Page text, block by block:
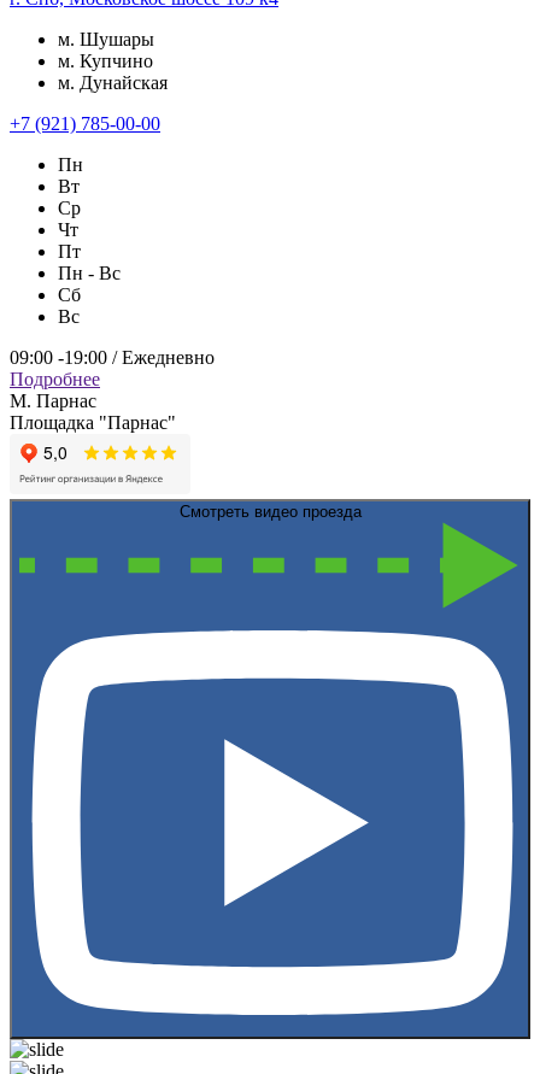
м. Шушары
м. Купчино
м. Дунайская
+7 (921) 785-00-00
Пн
Вт
Ср
Чт
Пт
Пн - Вс
Сб
Вс
09:00 -19:00 / Ежедневно
Подробнее
М. Парнас
Площадка "Парнас"
Смотреть видео проезда